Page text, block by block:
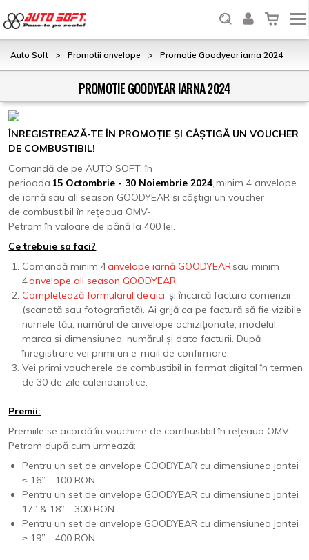
Auto Soft > Promotii anvelope > Promotie Goodyear iarna 2024
PROMOTIE GOODYEAR IARNA 2024
ÎNREGISTREAZĂ-TE ÎN PROMOȚIE ȘI CÂȘTIGĂ UN VOUCHER
DE COMBUSTIBIL!
Comandă de pe AUTO SOFT, în
perioada 15 Octombrie - 30 Noiembrie 2024, minim 4 anvelope
de iarnă sau all season GOODYEAR și câștigi un voucher
de combustibil în rețeaua OMV-
Petrom în valoare de până la 400 lei.
Ce trebuie sa faci?
Comandă minim 4anvelope iarnă GOODYEARsau minim
4anvelope all season GOODYEAR.
Completează formularul de aici și încarcă factura comenzii
(scanată sau fotografiată). Ai grijă ca pe factură să fie vizibile
numele tău, numărul de anvelope achiziționate, modelul,
marca și dimensiunea, numărul și data facturii. După
înregistrare vei primi un e-mail de confirmare.
Vei primi voucherele de combustibil in format digital în termen
de 30 de zile calendaristice.
Premii:
Premiile se acordă în vouchere de combustibil în rețeaua OMV-
Petrom după cum urmează:
Pentru un set de anvelope GOODYEAR cu dimensiunea jantei
≤ 16’’ - 100 RON
Pentru un set de anvelope GOODYEAR cu dimensiunea jantei
17’’ & 18’’ - 300 RON
Pentru un set de anvelope GOODYEAR cu dimensiunea jantei
≥ 19’’ - 400 RON